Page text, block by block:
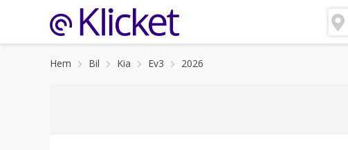
Hem Bil Kia Ev3 2026